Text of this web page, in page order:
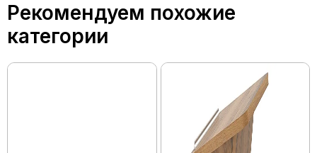
Рекомендуем похожие
категории